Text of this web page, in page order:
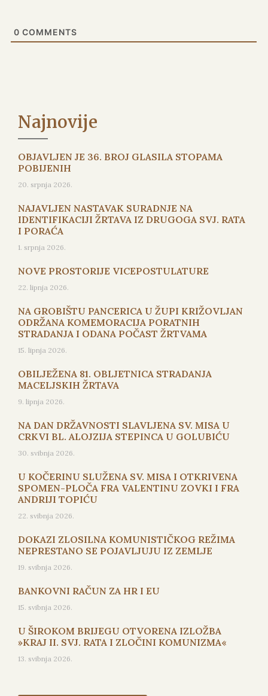
0 COMMENTS
Najnovije
OBJAVLJEN JE 36. BROJ GLASILA STOPAMA
POBIJENIH
20. srpnja 2026.
NAJAVLJEN NASTAVAK SURADNJE NA
IDENTIFIKACIJI ŽRTAVA IZ DRUGOGA SVJ. RATA
I PORAĆA
1. srpnja 2026.
NOVE PROSTORIJE VICEPOSTULATURE
22. lipnja 2026.
NA GROBIŠTU PANCERICA U ŽUPI KRIŽOVLJAN
ODRŽANA KOMEMORACIJA PORATNIH
STRADANJA I ODANA POČAST ŽRTVAMA
15. lipnja 2026.
OBILJEŽENA 81. OBLJETNICA STRADANJA
MACELJSKIH ŽRTAVA
9. lipnja 2026.
NA DAN DRŽAVNOSTI SLAVLJENA SV. MISA U
CRKVI BL. ALOJZIJA STEPINCA U GOLUBIĆU
30. svibnja 2026.
U KOČERINU SLUŽENA SV. MISA I OTKRIVENA
SPOMEN-PLOČA FRA VALENTINU ZOVKI I FRA
ANDRIJI TOPIĆU
22. svibnja 2026.
DOKAZI ZLOSILNA KOMUNISTIČKOG REŽIMA
NEPRESTANO SE POJAVLJUJU IZ ZEMLJE
19. svibnja 2026.
BANKOVNI RAČUN ZA HR I EU
15. svibnja 2026.
U ŠIROKOM BRIJEGU OTVORENA IZLOŽBA
»KRAJ II. SVJ. RATA I ZLOČINI KOMUNIZMA«
13. svibnja 2026.